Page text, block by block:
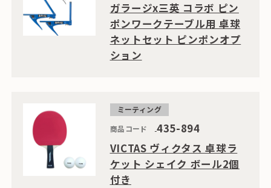
ガラージx三英 コラボ ピン
ポンワークテーブル用 卓球
ネットセット ピンポンオプ
ション
ミーティング
商品コード
435-894
VICTAS ヴィクタス 卓球ラ
ケット シェイク ボール2個
付き